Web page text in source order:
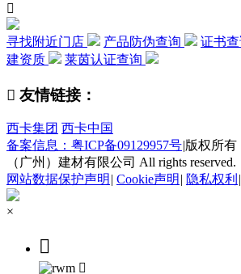

寻找附近门店 产品防伪查询 证书
建资质
莱茵认证查询
 友情链接：
西卡集团 西卡中国
备案信息：粤ICP备09129957号|版权所有
（广州）建材有限公司 All rights reserved.
网站数据保护声明 | Cookie声明 | 隐私权利 |
×

